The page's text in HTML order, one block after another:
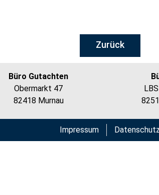
Zurück
Büro Gutachten
Obermarkt 47
82418 Murnau
Impressum Datenschutz